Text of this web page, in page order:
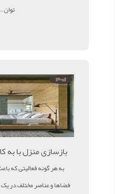
توان
بازسازی منزل با به
به هر گونه فعالیتی که
فضاها و عناصر مختلف در